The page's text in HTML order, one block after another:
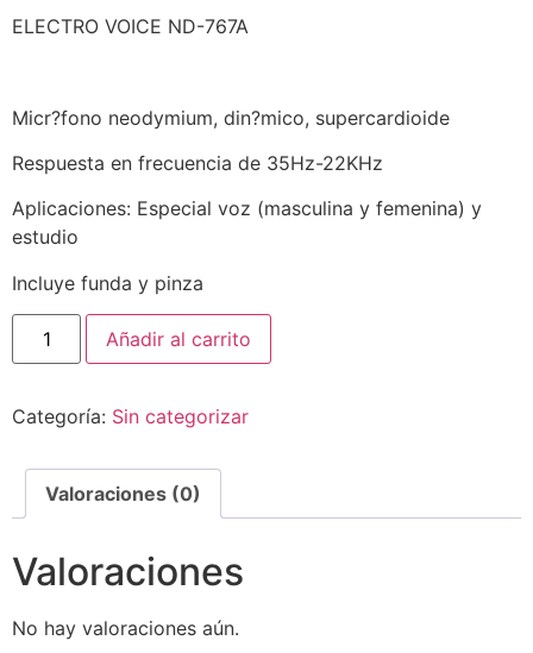
ELECTRO VOICE ND-767A
Micr?fono neodymium, din?mico, supercardioide
Respuesta en frecuencia de 35Hz-22KHz
Aplicaciones: Especial voz (masculina y femenina) y
estudio
Incluye funda y pinza
Añadir al carrito
Categoría: Sin categorizar
Valoraciones (0)
Valoraciones
No hay valoraciones aún.